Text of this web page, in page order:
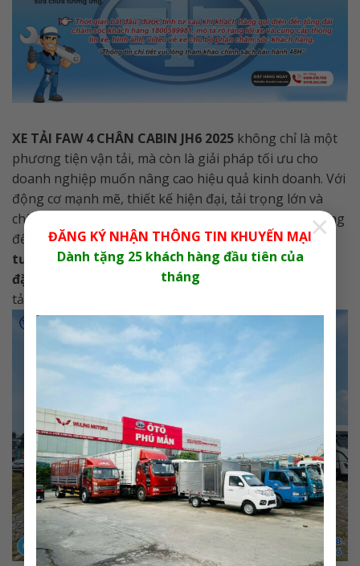
ĐĂNG KÝ NHẬN THÔNG TIN KHUYẾN MẠI
Dành tặng 25 khách hàng đầu tiên của
tháng
×
XE TẢI FAW 4 CHÂN CABIN JH6 2025 không chỉ là một
phương tiện vận tải, mà còn là giải pháp tối ưu cho
doanh nghiệp muốn nâng cao hiệu quả kinh doanh. Với
động cơ mạnh mẽ, thiết kế hiện đại, tải trọng lớn và
chính sách bảo hành hấp dẫn, đây là thời điểm lý tưởng
để đầu tư.Hãy liên hệ ngay Ô Tô Phú Mẫn để được
tư vấn chi tiết, trải nghiệm lái thử và nhận ưu đãi
đặc biệt hôm nay!
Đừng bỏ lỡ cơ hội sở hữu dòng xe
tải chất lượng hàng đầu này.